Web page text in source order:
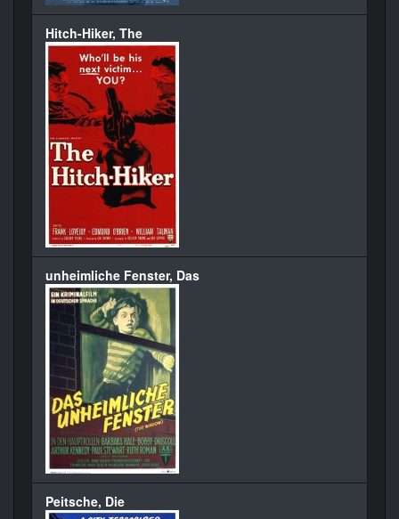
Hitch-Hiker, The
unheimliche Fenster, Das
Peitsche, Die